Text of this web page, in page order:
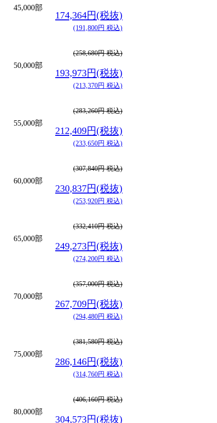
45,000部
174,364円(税抜)
(191,800円 税込)
50,000部
(258,680円 税込)
193,973円(税抜)
(213,370円 税込)
55,000部
(283,260円 税込)
212,409円(税抜)
(233,650円 税込)
60,000部
(307,840円 税込)
230,837円(税抜)
(253,920円 税込)
65,000部
(332,410円 税込)
249,273円(税抜)
(274,200円 税込)
70,000部
(357,000円 税込)
267,709円(税抜)
(294,480円 税込)
75,000部
(381,580円 税込)
286,146円(税抜)
(314,760円 税込)
80,000部
(406,160円 税込)
304,573円(税抜)